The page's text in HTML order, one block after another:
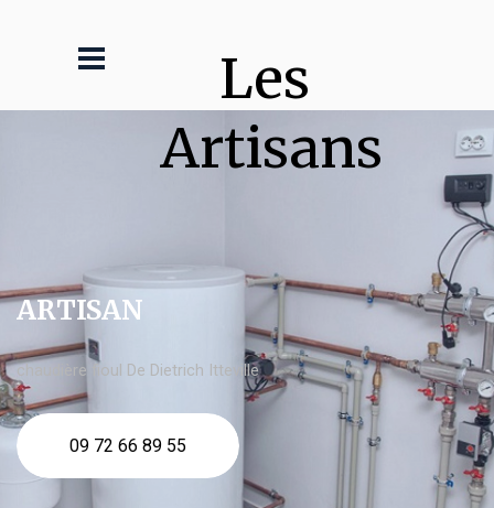
Les
Artisans
ARTISAN
chaudière fioul De Dietrich Itteville
09 72 66 89 55